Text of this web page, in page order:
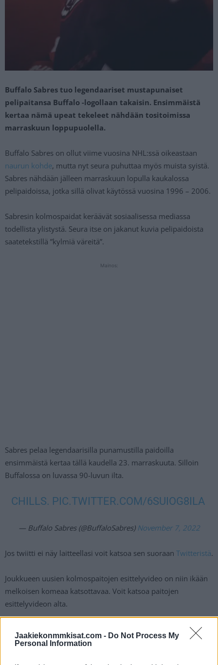
Jaakiekonmmkisat.com - Do Not Process My
Personal Information
Buffalo Sabres tuo legendaariset mustapunaiset
pelipaitansa Buffalo -logollaan takaisin. Ensimmäistä
kertaa nämä upeat tekeleet nähdään tositoimissa
marraskuun loppupuolella.
Buffalo Sabres on ollut viime vuosina NHL:ssä oikeastaan
naurun kohde, mutta nyt seura puhuttaa myös muista syistä.
Sabres nähdään jälleen marraskuun lopulla kaukalossa
pelipaidoissa, jotka sillä olivat käytössä vuosina 1996 – 2006.
Sabresin kolmospaidat keräävät sosiaalisessa mediassa
todellista ylistystä. Seura itse on jakanut kuvia pelipaidoista
saatetekstillä ”kylmiä väreitä”.
Mainos:
Sabres pelaa legendaarisilla punamustilla paidoilla
ensimmäistä kertaa tällä kaudella 23. marraskuuta. Silloin
Buffalossa on luvassa 90-luvun ilta.
CHILLS. PIC.TWITTER.COM/6SUIOG8ILA
— Buffalo Sabres (@BuffaloSabres) November 7, 2022
Jos twiitti ei näy laitteellasi voit katsoa sen suoraan Twitteristä.
Joukkueen uusien kolmospaitojen esittelyvideo on niin ikään
melkoisen komeaa katsottavaa. Voit katsoa paitojen
esittelyvideon alta.